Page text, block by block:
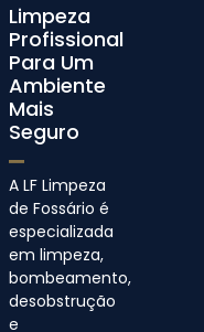
Limpeza
Profissional
Para Um
Ambiente
Mais
Seguro
A LF Limpeza
de Fossário é
especializada
em limpeza,
bombeamento,
desobstrução
e